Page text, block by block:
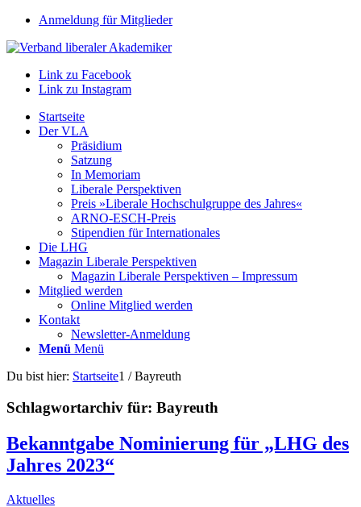
Anmeldung für Mitglieder
Link zu Facebook
Link zu Instagram
Startseite
Der VLA
Präsidium
Satzung
In Memoriam
Liberale Perspektiven
Preis »Liberale Hochschulgruppe des Jahres«
ARNO-ESCH-Preis
Stipendien für Internationales
Die LHG
Magazin Liberale Perspektiven
Magazin Liberale Perspektiven – Impressum
Mitglied werden
Online Mitglied werden
Kontakt
Newsletter-Anmeldung
Menü Menü
Du bist hier: Startseite1 / Bayreuth
Schlagwortarchiv für: Bayreuth
Bekanntgabe Nominierung für „LHG des
Jahres 2023“
Aktuelles